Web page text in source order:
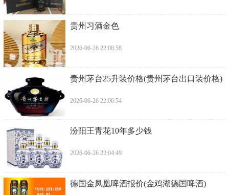
​贵州习酒金色
2026-06-26 22:08:58
​贵州茅台25升装价格(贵州茅台出口装价格)
2026-06-26 22:06:54
​汾阳王青花10年多少钱
2026-06-26 22:04:49
​德国金凤凰啤酒报价(金鸡湖德国啤酒)